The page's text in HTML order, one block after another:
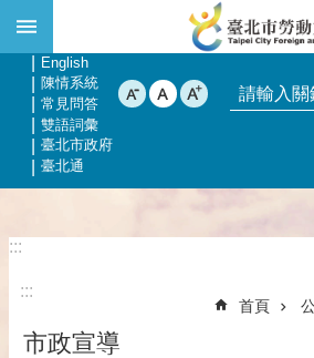
跳到主要內容區塊
網站導覽
English
陳情系統
常見問答
雙語詞彙
臺北市政府
臺北通
:::
:::
首頁
市政宣導